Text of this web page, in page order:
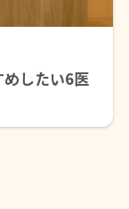
めしたい6医